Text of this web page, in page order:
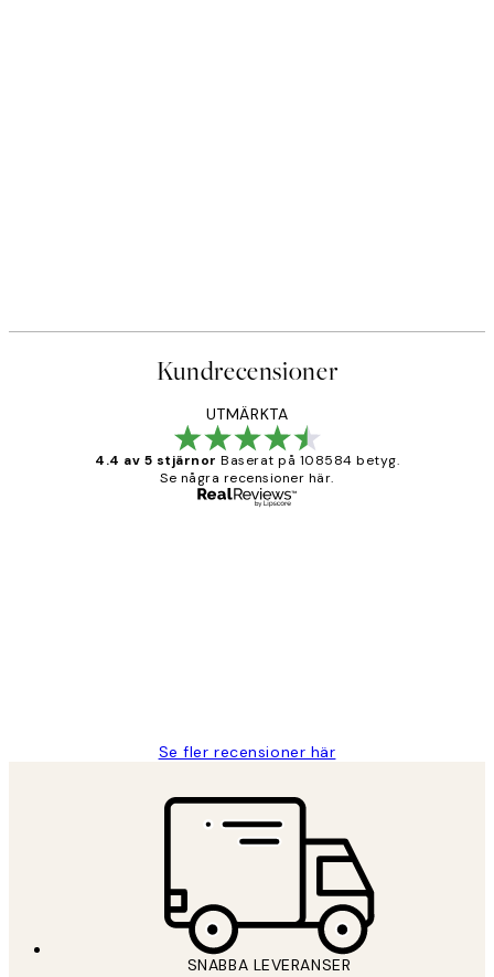
Kundrecensioner
UTMÄRKTA
4.4 av 5 stjärnor Baserat på 108584 betyg.
Se några recensioner här.
Se fler recensioner här
SNABBA LEVERANSER